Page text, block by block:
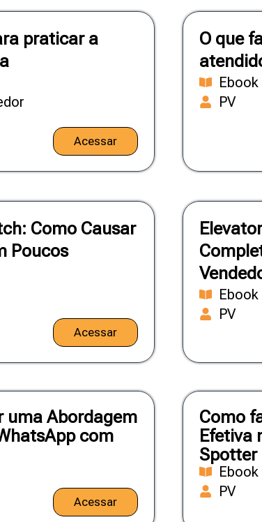
praticar a
Acessar
O que
Ebook
PV
Como Causar
Poucos
Acessar
Ebook
PV
uma Abordagem
com
Acessar
Como
Efetiva
Spotter
Ebook
PV